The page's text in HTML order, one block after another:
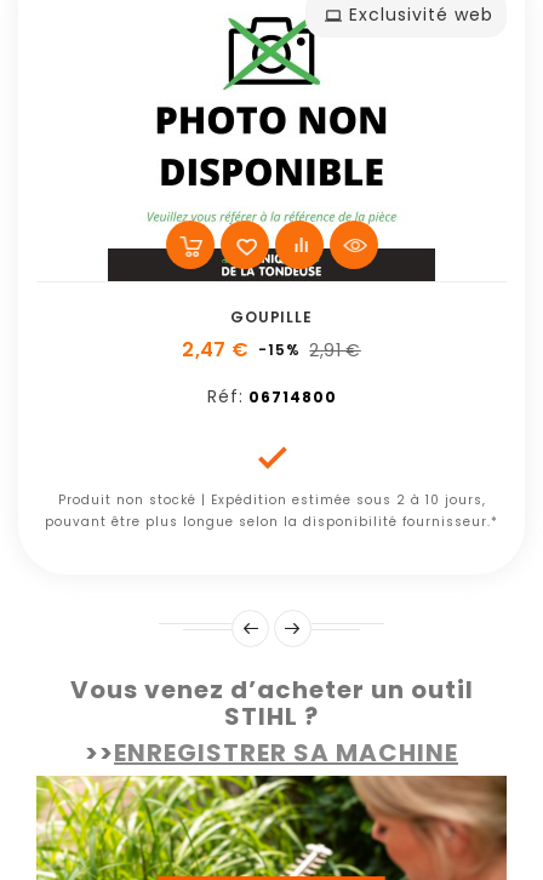
Exclusivité web
GOUPILLE
2,47 € -15% 2,91 €
Réf: 06714800

Produit non stocké | Expédition estimée sous 2 à 10 jours,
pouvant être plus longue selon la disponibilité fournisseur.*
Vous venez d’acheter un outil
STIHL ?
>>ENREGISTRER SA MACHINE